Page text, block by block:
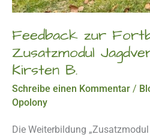
Feedback zur
Zusatzmodul
Kirsten B.
Schreibe einen Kommentar /
Opolony
Die Weiterbildung